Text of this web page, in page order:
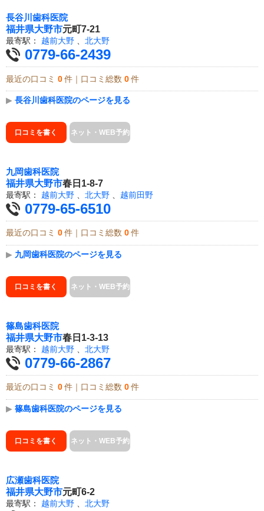
長谷川歯科医院
福井県大野市元町7-21
最寄駅： 越前大野 北大野
0779-66-2439
最近の口コミ 0 件｜口コミ総数 0 件
▶ 長谷川歯科医院のページを見る
口コミを書く ネット・WEB予約
九岡歯科医院
福井県大野市春日1-8-7
最寄駅： 越前大野 北大野 越前田野
0779-65-6510
最近の口コミ 0 件｜口コミ総数 0 件
▶ 九岡歯科医院のページを見る
口コミを書く ネット・WEB予約
篠島歯科医院
福井県大野市春日1-3-13
最寄駅： 越前大野 北大野
0779-66-2867
最近の口コミ 0 件｜口コミ総数 0 件
▶ 篠島歯科医院のページを見る
口コミを書く ネット・WEB予約
広瀬歯科医院
福井県大野市元町6-2
最寄駅： 越前大野 北大野